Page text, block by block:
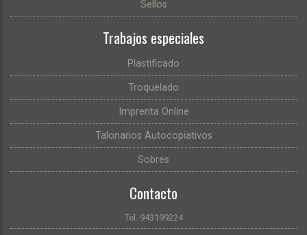
Sellos
Trabajos especiales
Plastificado
Troquelado
Imprenta Online
Talonarios Autocopiativos
Sobres
Contacto
Tel. 943199224